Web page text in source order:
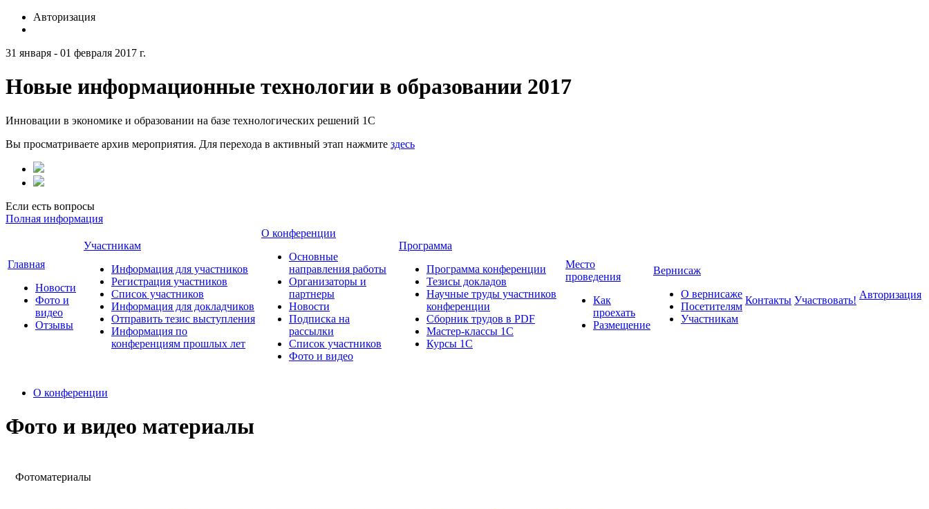
Авторизация
31 января - 01 февраля 2017 г.
Новые информационные технологии в образовании 2017
Инновации в экономике и образовании на базе технологических решений 1С
Вы просматриваете архив мероприятия. Для перехода в активный этап нажмите здесь
Если есть вопросы
Полная информация
Главная
Новости
Фото и
видео
Отзывы
Участникам
Информация для участников
Регистрация участников
Список участников
Информация для докладчиков
Отправить тезис выступления
Информация по
конференциям прошлых лет
О конференции
Основные
направления работы
Организаторы и
партнеры
Новости
Подписка на
рассылки
Список участников
Фото и видео
Программа
Программа конференции
Тезисы докладов
Научные труды участников
конференции
Сборник трудов в PDF
Мастер-классы 1С
Курсы 1С
Место
проведения
Как
проехать
Размещение
Вернисаж
О вернисаже
Посетителям
Участникам
Контакты Участвовать! Авторизация
О конференции
Фото и видео материалы
Фотоматериалы